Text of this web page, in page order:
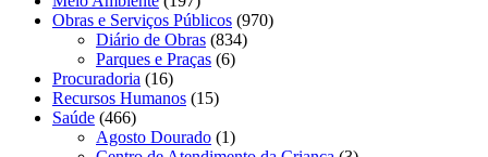
Obras e Serviços Públicos (970)
Diário de Obras (834)
Parques e Praças (6)
Procuradoria (16)
Recursos Humanos (15)
Saúde (466)
Agosto Dourado (1)